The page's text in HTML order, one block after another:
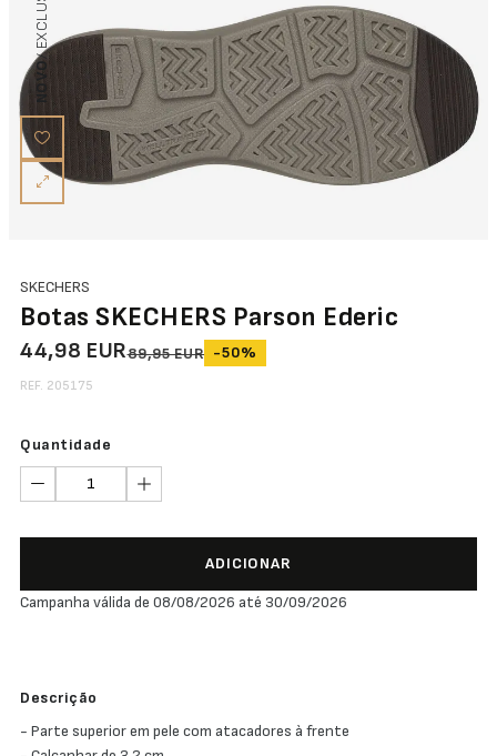
NOVO
SKECHERS
Botas SKECHERS Parson Ederic
44,98 EUR89,95 EUR -50%
REF. 205175
Quantidade
ADICIONAR
Campanha válida de 08/08/2026 até 30/09/2026
Descrição
- Parte superior em pele com atacadores à frente